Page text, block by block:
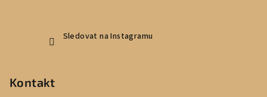
Sledovat na Instagramu
Kontakt